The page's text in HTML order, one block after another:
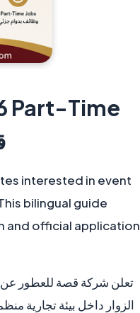
interested in event
bilingual guide
and official application
تعلن شركة قصة للعطور عن
الزوار داخل بيئة تجارية